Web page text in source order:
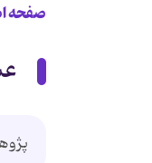
صفحه